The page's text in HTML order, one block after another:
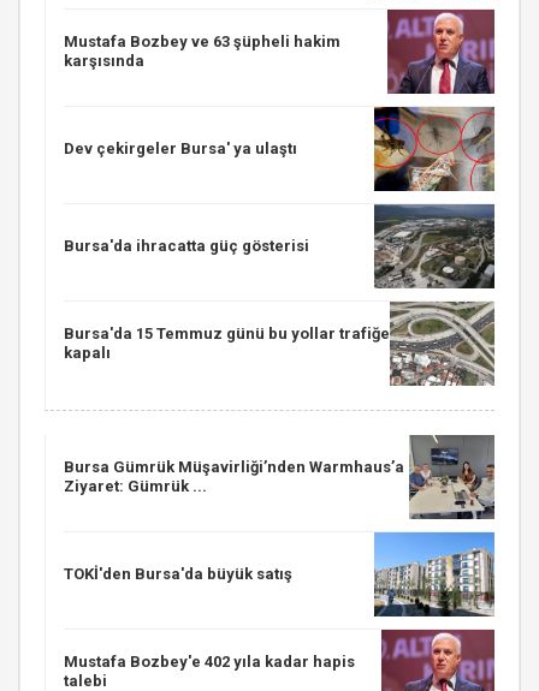
Mustafa Bozbey ve 63 şüpheli hakim
karşısında
Dev çekirgeler Bursa' ya ulaştı
Bursa'da ihracatta güç gösterisi
Bursa'da 15 Temmuz günü bu yollar trafiğe
kapalı
Bursa Gümrük Müşavirliği’nden Warmhaus’a
Ziyaret: Gümrük ...
TOKİ'den Bursa'da büyük satış
Mustafa Bozbey'e 402 yıla kadar hapis
talebi